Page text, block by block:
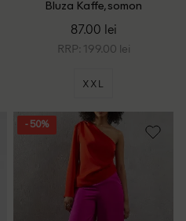
Bluza Kaffe, somon
87.00 lei
RRP: 199.00 lei
XXL
- 50%